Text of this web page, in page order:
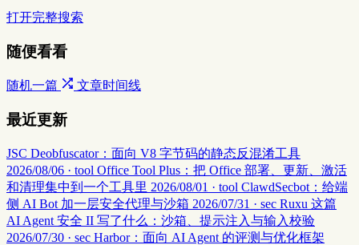
打开完整搜索
随便看看
随机一篇 文章时间线
最近更新
JSC Deobfuscator：面向 V8 字节码的静态反混淆工具
2026/08/06 · tool Office Tool Plus：把 Office 部署、更新、激活
和清理集中到一个工具里 2026/08/01 · tool ClawdSecbot：给端
侧 AI Bot 加一层安全代理与沙箱 2026/07/31 · sec Ruxu 这篇
AI Agent 安全 II 写了什么：沙箱、提示注入与输入校验
2026/07/30 · sec Harbor：面向 AI Agent 的评测与优化框架